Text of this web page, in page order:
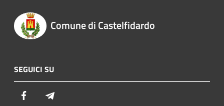
Comune di Castelfidardo
SEGUICI SU
Facebook